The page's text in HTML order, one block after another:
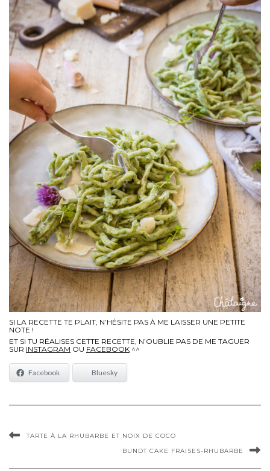
SI LA RECETTE TE PLAIT, N’HÉSITE PAS À ME LAISSER UNE PETITE
NOTE !
ET SI TU RÉALISES CETTE RECETTE, N’OUBLIE PAS DE ME TAGUER
SUR INSTAGRAM OU FACEBOOK ^^
Facebook Bluesky
TARTE À LA RHUBARBE ET NOIX DE COCO
BUNDT CAKE FRAISES-RHUBARBE